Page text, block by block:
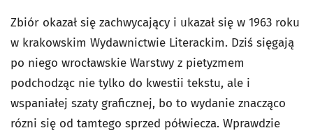
Zbiór okazał się zachwycający i ukazał się w 1963 roku
w krakowskim Wydawnictwie Literackim. Dziś sięgają
po niego wrocławskie Warstwy z pietyzmem
podchodząc nie tylko do kwestii tekstu, ale i
wspaniałej szaty graficznej, bo to wydanie znacząco
rózni się od tamtego sprzed półwiecza. Wprawdzie